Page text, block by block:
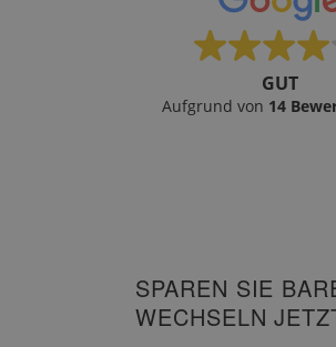
GUT
Aufgrund von 14
SPAREN SIE
WECHSELN